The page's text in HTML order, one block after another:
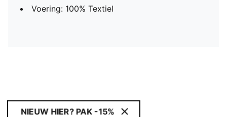
Voering: 100% Textiel
NIEUW HIER? PAK -15%